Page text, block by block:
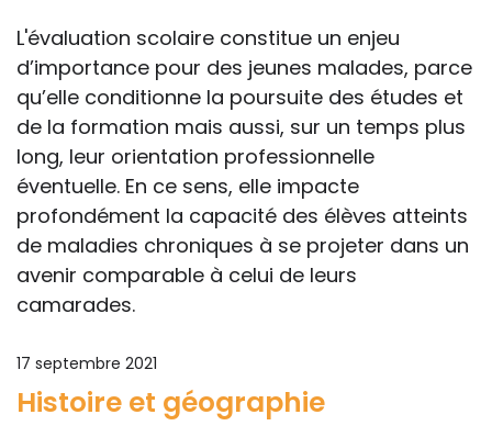
L'évaluation scolaire constitue un enjeu
d’importance pour des jeunes malades, parce
qu’elle conditionne la poursuite des études et
de la formation mais aussi, sur un temps plus
long, leur orientation professionnelle
éventuelle. En ce sens, elle impacte
profondément la capacité des élèves atteints
de maladies chroniques à se projeter dans un
avenir comparable à celui de leurs
camarades.
17 septembre 2021
Histoire et géographie